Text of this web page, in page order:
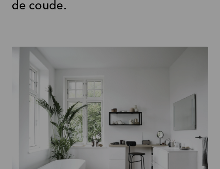
de coude.